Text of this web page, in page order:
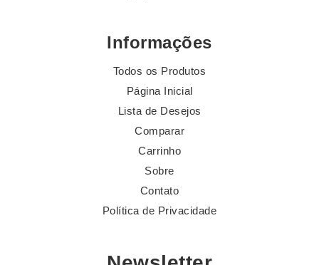
Informações
Todos os Produtos
Página Inicial
Lista de Desejos
Comparar
Carrinho
Sobre
Contato
Política de Privacidade